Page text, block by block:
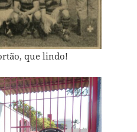
que lindo!